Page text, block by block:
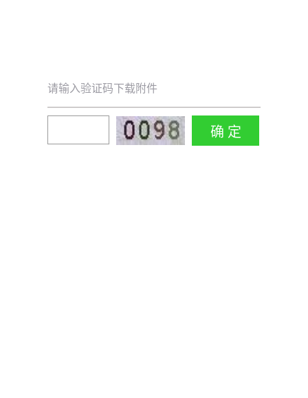
请输入验证码下载附件